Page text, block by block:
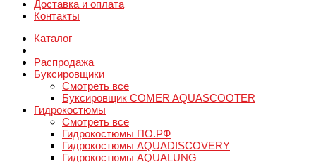
Доставка и оплата
Контакты
Каталог
Распродажа
Буксировщики
Смотреть все
Буксировщик COMER AQUASCOOTER
Гидрокостюмы
Смотреть все
Гидрокостюмы ПО.РФ
Гидрокостюмы AQUADISCOVERY
Гидрокостюмы AQUALUNG